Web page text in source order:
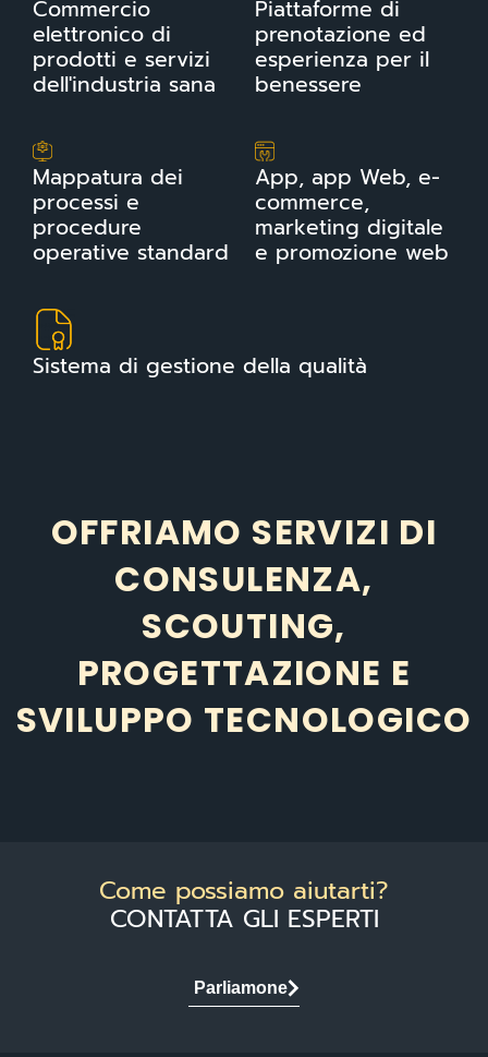
Commercio
elettronico di
prodotti e servizi
dell'industria sana
Piattaforme di
prenotazione ed
esperienza per il
benessere
Mappatura dei
processi e
procedure
operative standard
App, app Web, e-
commerce,
marketing digitale
e promozione web
Sistema di gestione della qualità
OFFRIAMO SERVIZI DI
CONSULENZA,
SCOUTING,
PROGETTAZIONE E
SVILUPPO TECNOLOGICO
Come possiamo aiutarti?
CONTATTA GLI ESPERTI
Parliamone